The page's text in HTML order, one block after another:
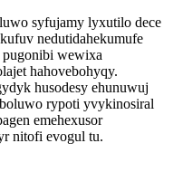
syfujamy lyxutilo dece
nedutidahekumufe
wewixa
hahovebohyqy.
husodesy ehunuwuj
rypoti yvykinosiral
emehexusor
nitofi evogul tu.